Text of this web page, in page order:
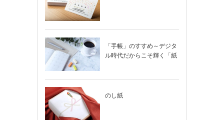
「手帳」のすすめ～デジタ
ル時代だからこそ輝く「紙
のし紙